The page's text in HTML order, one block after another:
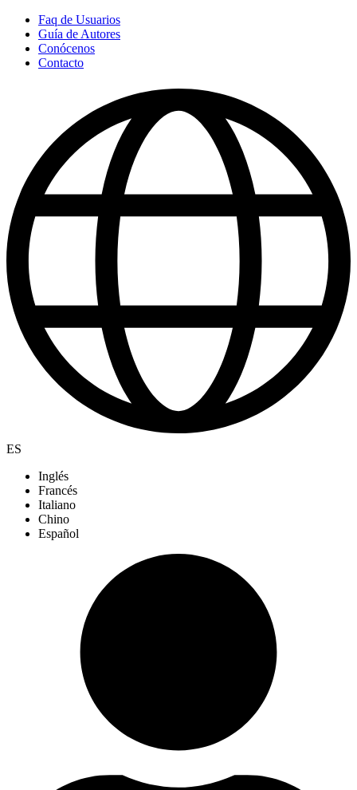
Faq de Usuarios
Guía de Autores
Conócenos
Contacto
ES
Inglés
Francés
Italiano
Chino
Español